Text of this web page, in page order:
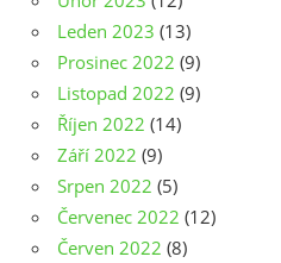
Leden 2023 (13)
Prosinec 2022 (9)
Listopad 2022 (9)
Říjen 2022 (14)
Září 2022 (9)
Srpen 2022 (5)
Červenec 2022 (12)
Červen 2022 (8)